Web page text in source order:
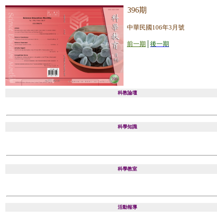
396期
中華民國106年3月號
前一期 後一期
科教論壇
科學知識
科學教室
活動報導